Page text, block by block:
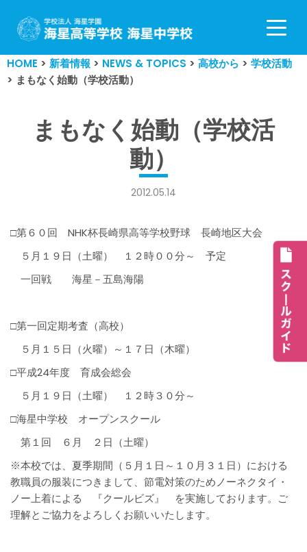
コ
ン
テ
ン
HOME > 新着情報 > NEWS & TOPICS > 高校から > 学校活動
> まもなく始動（学校活動）
まもなく始動（学校活
動）
2012.05.14
□第６０回 NHK杯長崎県高等学校野球 長崎地区大会
５月１９日（土曜） １２時００分～ 予定
一回戦 海星－五島海陽
□第一回定期考査（高校）
５月１５日（火曜）～１７日（木曜）
□平成24年度 育成会総会
５月１９日（土曜） １２時３０分～
□海星中学校 オープンスクール
第１回 ６月 ２日（土曜）
※本校では、夏季期間（５月１日～１０月３１日）における
教職員の服装につきまして、節電対策のためノーネクタイ・
ノー上着による 『クールビズ』 を実施しております。ご
理解とご協力をよろしくお願いいたします。